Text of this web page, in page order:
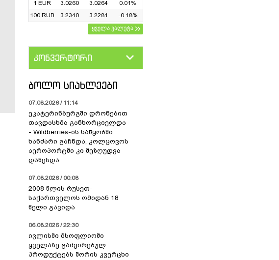
1 EUR
3.0260 3.0264
0.01%
100 RUB
3.2340 3.2281
-0.18%
ყველა ვალუტა
კონვერტორი
ᲑᲝᲚᲝ ᲡᲘᲐᲮᲚᲔᲔᲑᲘ
07.08.2026 / 11:14
ეკატერინბურგში დრონებით
თავდასხმა განხორციელდა
- Wildberries-ის საწყობში
ხანძარი გაჩნდა, კოლცოვოს
აეროპორტში კი შეზღუდვა
დაწესდა
07.08.2026 / 00:08
2008 წლის რუსეთ-
საქართველოს ომიდან 18
წელი გავიდა
06.08.2026 / 22:30
ივლისში მსოფლიოში
ყველაზე გაძვირებულ
პროდუქტებს შორის კვერცხი